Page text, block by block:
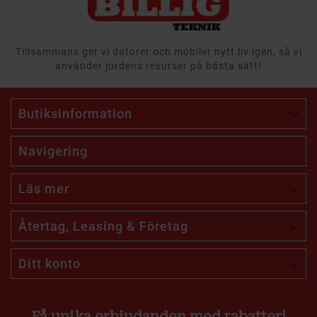
Tillsammans ger vi datorer och mobiler nytt liv igen, så vi
använder jordens resurser på bästa sätt!
Butiksinformation 
Navigering
Läs mer 
Återtag, Leasing & Företag 
Ditt konto 